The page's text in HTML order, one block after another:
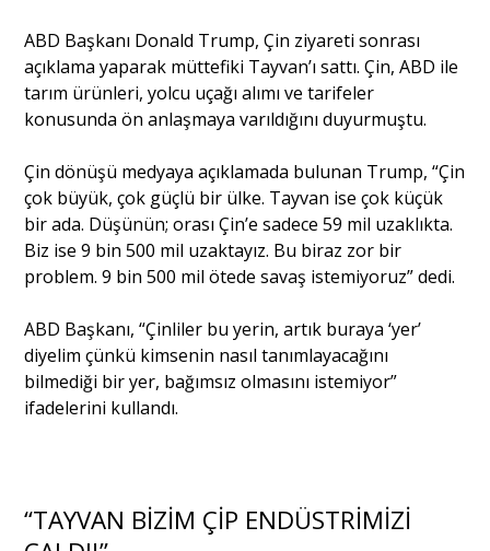
Ekonomi
Yorum - Analiz
Söyleşi
Yazı Dizisi
ABD Başkanı Donald Trump, Çin ziyareti sonrası
açıklama yaparak müttefiki Tayvan’ı sattı. Çin, ABD ile
tarım ürünleri, yolcu uçağı alımı ve tarifeler
konusunda ön anlaşmaya varıldığını duyurmuştu.
Çin dönüşü medyaya açıklamada bulunan Trump, “Çin
çok büyük, çok güçlü bir ülke. Tayvan ise çok küçük
bir ada. Düşünün; orası Çin’e sadece 59 mil uzaklıkta.
Biz ise 9 bin 500 mil uzaktayız. Bu biraz zor bir
problem. 9 bin 500 mil ötede savaş istemiyoruz” dedi.
ABD Başkanı, “Çinliler bu yerin, artık buraya ‘yer’
diyelim çünkü kimsenin nasıl tanımlayacağını
bilmediği bir yer, bağımsız olmasını istemiyor”
ifadelerini kullandı.
“TAYVAN BİZİM ÇİP ENDÜSTRİMİZİ